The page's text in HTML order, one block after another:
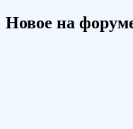
Новое на